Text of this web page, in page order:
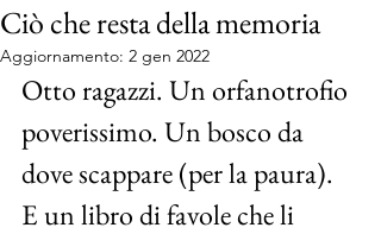
Ciò che resta della memoria
Aggiornamento: 2 gen 2022
Otto ragazzi. Un orfanotrofio
poverissimo. Un bosco da
dove scappare (per la paura).
E un libro di favole che li